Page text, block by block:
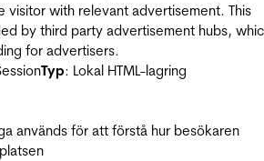
visitor with relevant advertisement. This
by third party advertisement hubs,
for advertisers.
Typ: Lokal HTML-lagring
används för att förstå hur besökaren